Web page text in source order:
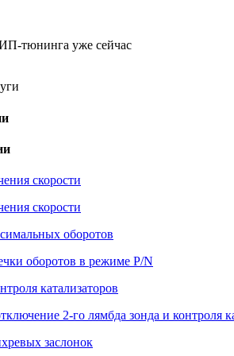
тюнинга уже сейчас
скорости
скорости
оборотов
оборотов в режиме P/N
катализаторов
2-го лямбда зонда и контроля
заслонок